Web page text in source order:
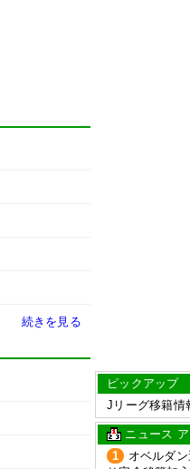
続きを見る
ピックアップ
Jリーグ移籍情
ニュース
1
オベルダ